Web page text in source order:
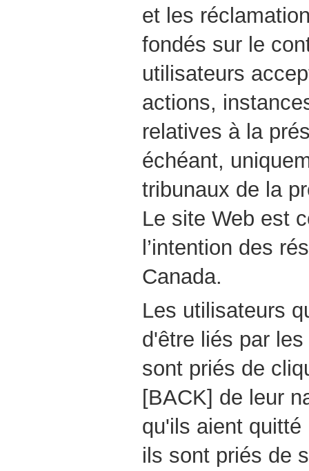
et les
fondés sur le
utilisateurs
actions,
relatives à la
échéant,
tribunaux de la
Le site Web est
l’intention des
Canada.
Les utilisateurs
d'être liés par
sont priés de
[BACK] de leur
qu'ils aient
ils sont priés de